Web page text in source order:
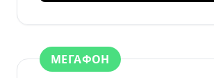
МЕГАФОН